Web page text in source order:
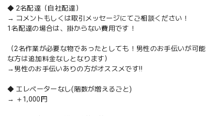
◆ 2名配達（自社配達）
→ コメントもしくは取引メッセージにてご相談ください！
1名配達の場合は、掛からない費用です！
（2名作業が必要な物であったとしても！男性のお手伝いが可能
な方は追加料金なしとなります）
→男性のお手伝いありの方がオススメです‼️
◆ エレベーターなし(階数が増えるごと)
→ ＋1,000円